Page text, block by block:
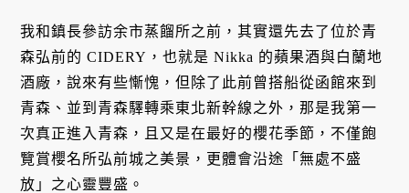
我和鎮長參訪余市蒸餾所之前，其實還先去了位於青
森弘前的 CIDERY，也就是 Nikka 的蘋果酒與白蘭地
酒廠，說來有些慚愧，但除了此前曾搭船從函館來到
青森、並到青森驛轉乘東北新幹線之外，那是我第一
次真正進入青森，且又是在最好的櫻花季節，不僅飽
覽賞櫻名所弘前城之美景，更體會沿途「無處不盛
放」之心靈豐盛。